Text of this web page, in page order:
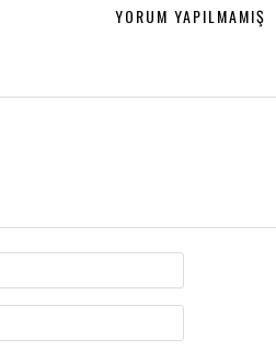
YORUM YAPILMAMIŞ